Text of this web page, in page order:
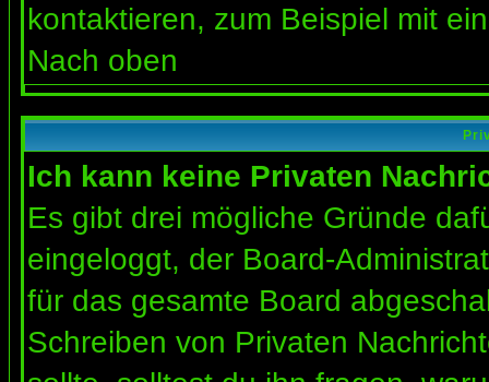
kontaktieren, zum Beispiel mit
Nach oben
Ich kann keine Privaten
Es gibt drei mögliche Gründe
eingeloggt, der Board-
für das gesamte Board
Schreiben von Privaten